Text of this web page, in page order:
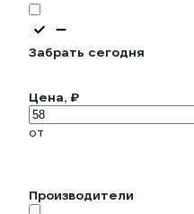
Забрать сегодня
Цена, ₽
от
Производители